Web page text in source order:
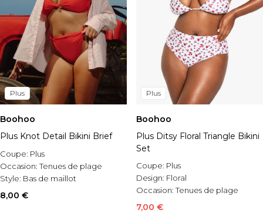
Plus
Boohoo
Plus Knot Detail Bikini Brief
Coupe: Plus
Occasion:Tenues de plage
Style: Bas de maillot
8,00 €
Plus
Boohoo
Plus Ditsy Floral Triangle Bikini
Set
Coupe: Plus
Design: Floral
Occasion:Tenues de plage
7,00 €